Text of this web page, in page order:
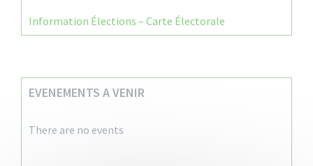
Information Élections – Carte Électorale
EVENEMENTS A VENIR
There are no events